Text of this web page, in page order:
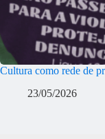
Cultura como rede de
23/05/2026